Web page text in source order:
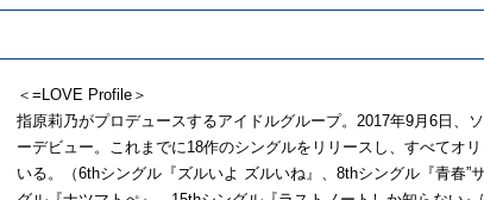
＜=LOVE Profile＞
指原莉乃がプロデュースするアイドルグループ。2017年9月6日、
ーデビュー。これまでに18作のシングルをリリースし、すべてオ
いる。（6thシングル『ズルいよ ズルいね』、8thシングル『青春”